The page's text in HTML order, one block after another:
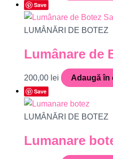
Save
LUMÂNĂRI DE BOTEZ
Lumânare de
200,00 lei Adaugă în
Save
LUMÂNĂRI DE BOTEZ
Lumanare